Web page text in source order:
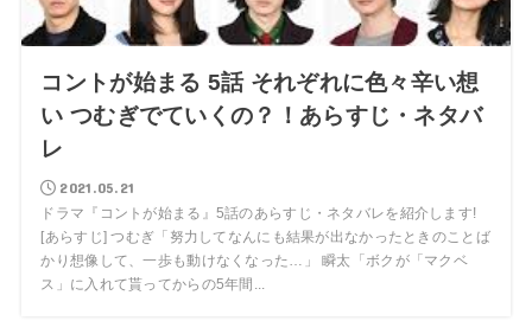
コントが始まる 5話 それぞれに色々辛い想
い つむぎでていくの？！あらすじ・ネタバ
レ
2021.05.21
ドラマ『コントが始まる』5話のあらすじ・ネタバレを紹介します!
[あらすじ] つむぎ「努力してなんにも結果が出なかったときのことば
かり想像して、一歩も動けなくなった…」 瞬太「ボクが「マクベ
ス」に入れて貰ってからの5年間...